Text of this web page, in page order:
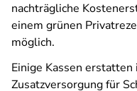
nachträgliche
einem grünen
möglich.
Einige Kassen erstatten
Zusatzversorgung für